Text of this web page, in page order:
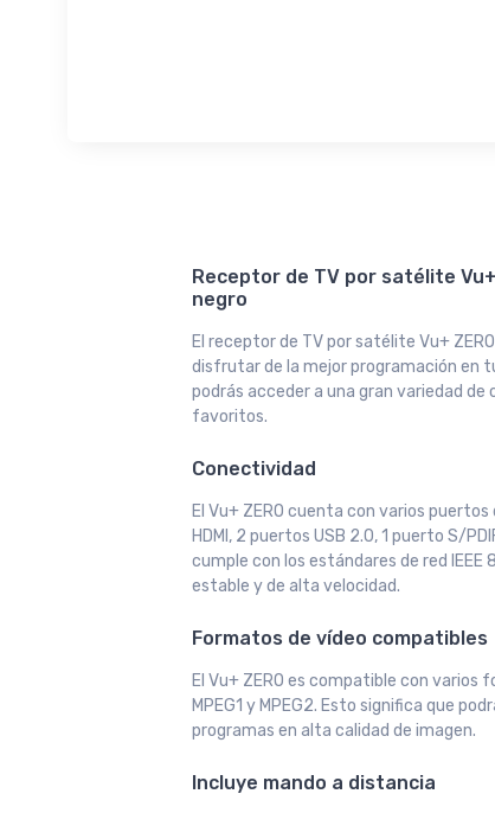
Receptor de TV por satélite Vu+
negro
El receptor de TV por satélite Vu+
disfrutar de la mejor programación en
podrás acceder a una gran variedad
favoritos.
Conectividad
El Vu+ ZERO cuenta con varios
HDMI, 2 puertos USB 2.0, 1 puerto S/
cumple con los estándares de red
estable y de alta velocidad.
Formatos de vídeo compatibles
El Vu+ ZERO es compatible con
MPEG1 y MPEG2. Esto significa que
programas en alta calidad de imagen.
Incluye mando a distancia